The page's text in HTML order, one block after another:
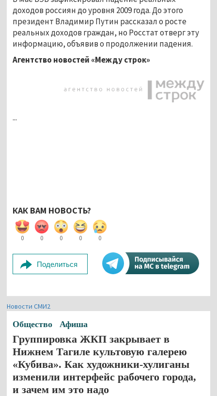
доходов россиян до уровня 2009 года. До этого
президент Владимир Путин рассказал о росте
реальных доходов граждан, но Росстат отверг эту
информацию, объявив о продолжении падения.
Агентство новостей «Между строк»
...
КАК ВАМ НОВОСТЬ?
0 0 0 0 0
Поделиться
Новости СМИ2
Общество Афиша
Группировка ЖКП закрывает в
Нижнем Тагиле культовую галерею
«Кубива». Как художники-хулиганы
изменили интерфейс рабочего города,
и зачем им это надо